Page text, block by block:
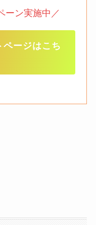
ーン実施中／
ページはこち